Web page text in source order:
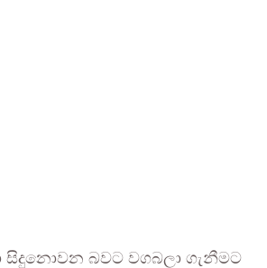
සිදුනොවන බවට වගබලා ගැනීමට